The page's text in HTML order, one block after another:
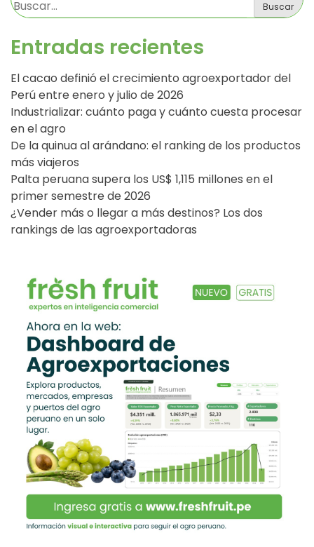
Buscar
Entradas recientes
El cacao definió el crecimiento agroexportador del
Perú entre enero y julio de 2026
Industrializar: cuánto paga y cuánto cuesta procesar
en el agro
De la quinua al arándano: el ranking de los productos
más viajeros
Palta peruana supera los US$ 1,115 millones en el
primer semestre de 2026
¿Vender más o llegar a más destinos? Los dos
rankings de las agroexportadoras